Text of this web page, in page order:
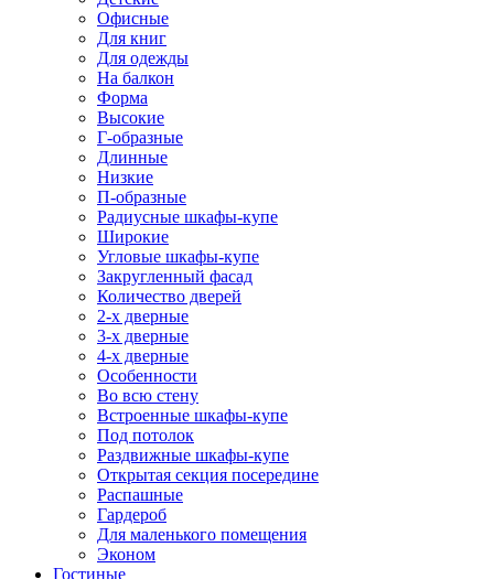
Офисные
Для книг
Для одежды
На балкон
Форма
Высокие
Г-образные
Длинные
Низкие
П-образные
Радиусные шкафы-купе
Широкие
Угловые шкафы-купе
Закругленный фасад
Количество дверей
2-х дверные
3-х дверные
4-х дверные
Особенности
Во всю стену
Встроенные шкафы-купе
Под потолок
Раздвижные шкафы-купе
Открытая секция посередине
Распашные
Гардероб
Для маленького помещения
Эконом
Гостиные